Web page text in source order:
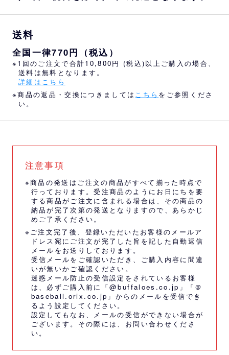
送料
全国一律770円（税込）
※1回のご注文で合計10,800円 (税込)以上ご購入の場合、
送料は無料となります。
詳細はこちら
※商品の返品・交換につきましては こちら をご参照くださ
い。
注意事項
※商品の発送はご注文の商品がすべて揃った時点で
行っております。受注商品のようにお日にちを要
する商品がご注文に含まれる場合は、その商品の
納品が完了次第の発送となりますので、あらかじ
めご了承ください。
※ご注文完了後、登録いただいたお客様のメールア
ドレス宛にご注文が完了した旨を記した自動返信
メールをお送りしております。
受信メールをご確認いただき、ご購入内容に間違
いが無いかご確認ください。
迷惑メール防止の受信設定をされているお客様
は、必ずご購入前に「@buffaloes.co.jp」「＠
baseball.orix.co.jp」からのメールを受信でき
るよう設定してください。
設定してもなお、メールの受信ができない場合が
ございます。その際には、 お問い合わせくださ
い。